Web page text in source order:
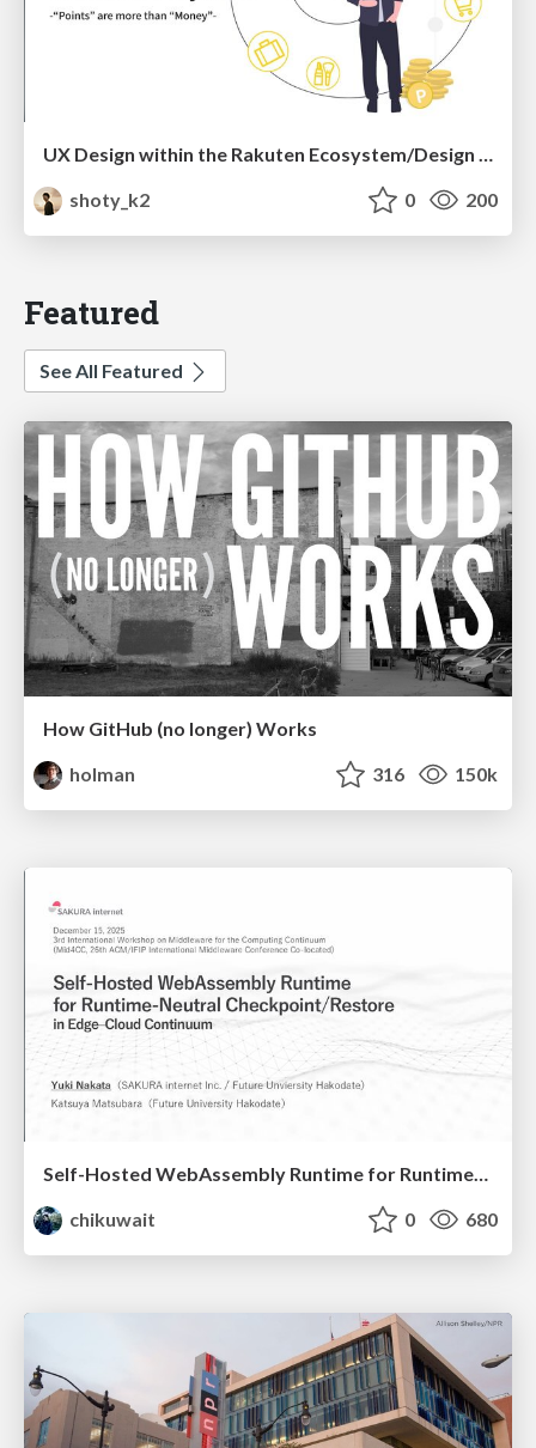
UX Design within the Rakuten Ecosystem/Design Matters Tokyo
shoty_k2
0 200
Featured
See All Featured
How GitHub (no longer) Works
holman
316 150k
Self-Hosted WebAssembly Runtime for Runtime-Neutral Checkpoint/Restore in Edge–Cloud Continuum
chikuwait
0 680